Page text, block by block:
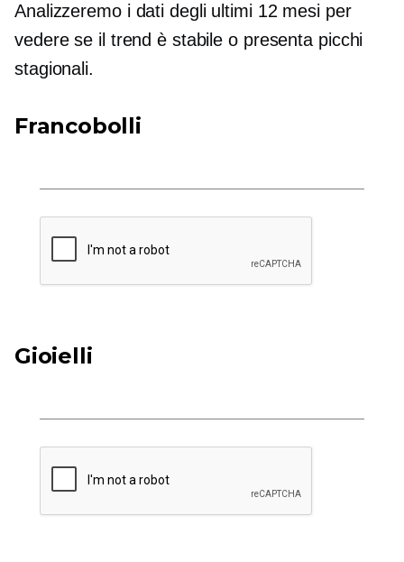
Analizzeremo i dati degli ultimi 12 mesi per
vedere se il trend è stabile o presenta picchi
stagionali.
Francobolli
Gioielli